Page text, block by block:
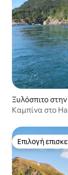
Ξυλόσπιτο
Καμπίνα στο
Επιλογή
Επιλογή